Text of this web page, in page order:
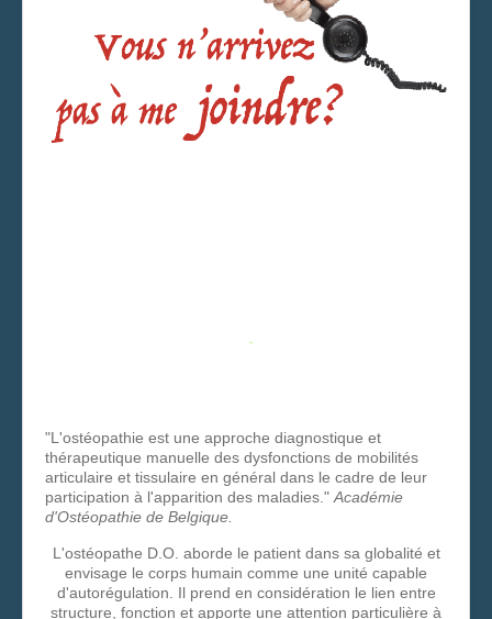
"L'ostéopathie est une approche diagnostique et
thérapeutique manuelle des dysfonctions de mobilités
articulaire et tissulaire en général dans le cadre de leur
participation à l'apparition des maladies." Académie
d'Ostéopathie de Belgique.
L'ostéopathe D.O. aborde le patient dans sa globalité et
envisage le corps humain comme une unité capable
d'autorégulation. Il prend en considération le lien entre
structure, fonction et apporte une attention particulière à